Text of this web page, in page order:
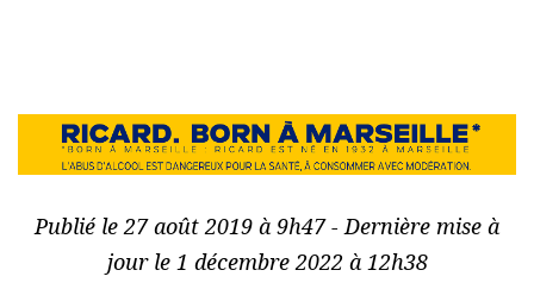
Publié le 27 août 2019 à 9h47 - Dernière mise à
jour le 1 décembre 2022 à 12h38